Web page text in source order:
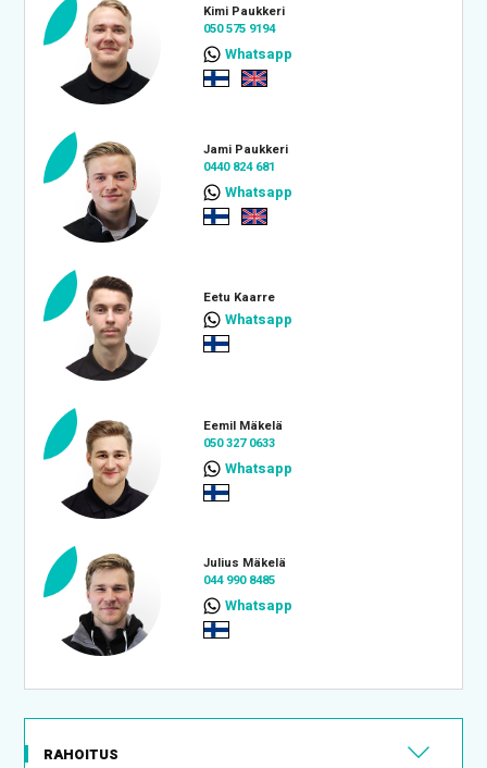
Kimi Paukkeri
050 575 9194
Whatsapp
Jami Paukkeri
0440 824 681
Whatsapp
Eetu Kaarre
Whatsapp
Eemil Mäkelä
050 327 0633
Whatsapp
Julius Mäkelä
044 990 8485
Whatsapp
RAHOITUS